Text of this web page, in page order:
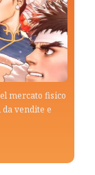
mercato fisico
vendite e